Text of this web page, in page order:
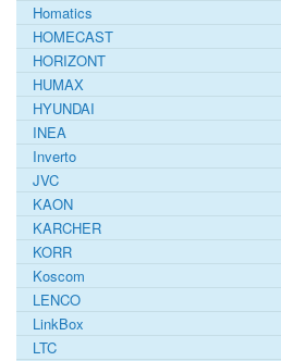
Homatics
HOMECAST
HORIZONT
HUMAX
HYUNDAI
INEA
Inverto
JVC
KAON
KARCHER
KORR
Koscom
LENCO
LinkBox
LTC